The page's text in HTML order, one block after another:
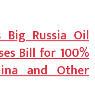
Big Russia Oil
Bill for 100%
and Other